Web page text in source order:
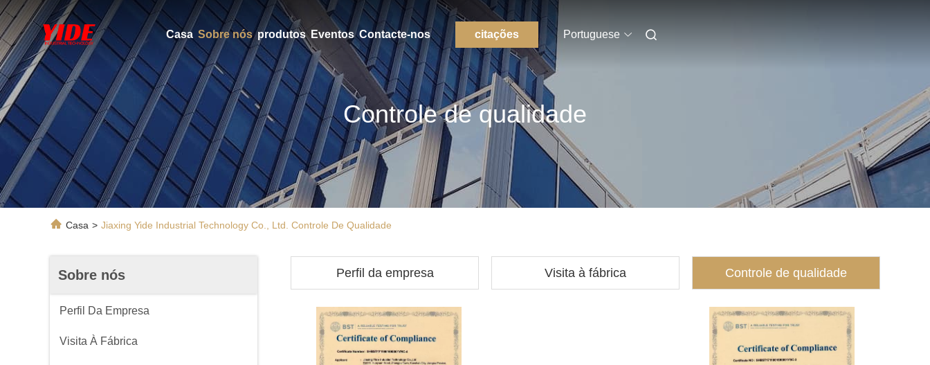
Casa Sobre nós produtos Eventos Contacte-nos citações Portuguese
Controle de qualidade
Casa > Jiaxing Yide Industrial Technology Co., Ltd. Controle De Qualidade
Sobre nós
Perfil Da Empresa
Visita À Fábrica
Perfil da empresa Visita à fábrica Controle de qualidade